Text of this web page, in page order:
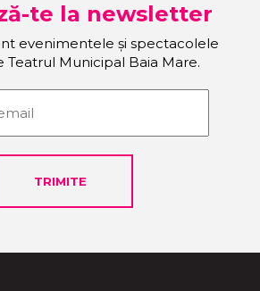
te la newsletter
evenimentele și spectacolele
Teatrul Municipal Baia Mare.